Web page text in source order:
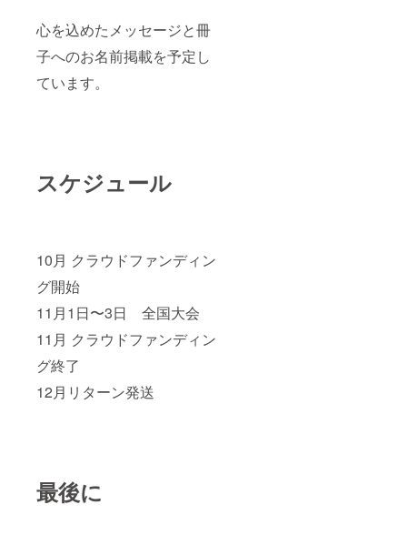
心を込めたメッセージと冊
子へのお名前掲載を予定し
ています。
スケジュール
10月 クラウドファンディン
グ開始
11月1日〜3日 全国大会
11月 クラウドファンディン
グ終了
12月リターン発送
最後に